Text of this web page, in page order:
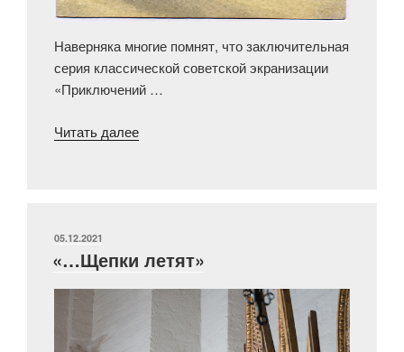
Наверняка многие помнят, что заключительная
серия классической советской экранизации
«Приключений …
Читать далее«Двадцатый
Холмс»
ОПУБЛИКОВАНО
05.12.2021
«…Щепки летят»